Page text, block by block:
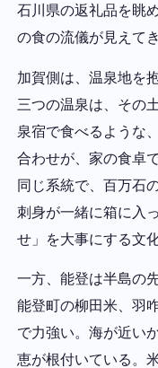
石川県の返礼品を眺
の食の流儀が見えてき
加賀側は、温泉地を
三つの温泉は、その
泉宿で食べるような
合わせが、家の食卓
同じ系統で、百万石
刺身が一緒に箱に入
せ」を大事にする文
一方、能登は半島の
能登町の柳田米、羽
で力強い。海が近い
恵が根付いている。